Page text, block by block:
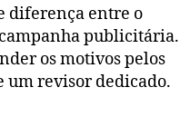
diferença entre o
campanha publicitária.
os motivos pelos
um revisor dedicado.